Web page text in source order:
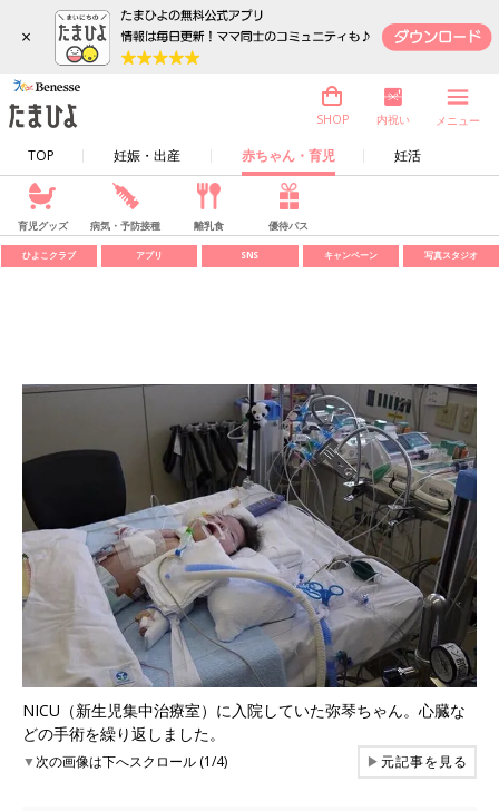
×
TOP 妊娠・出産 赤ちゃん・育児 妊活
SHOP 内祝い メニュー
育児グッズ 病気・予防接種 離乳食 優待パス
ひよこクラブ アプリ SNS キャンペーン 写真スタジオ
NICU（新生児集中治療室）に入院していた弥琴ちゃん。心臓な
どの手術を繰り返しました。
▼次の画像は下へスクロール (1/4) ▶元記事を見る